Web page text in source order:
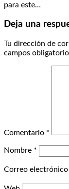
para este…
Deja una
Tu dirección de
campos
Comentario *
Nombre *
Correo electrónico